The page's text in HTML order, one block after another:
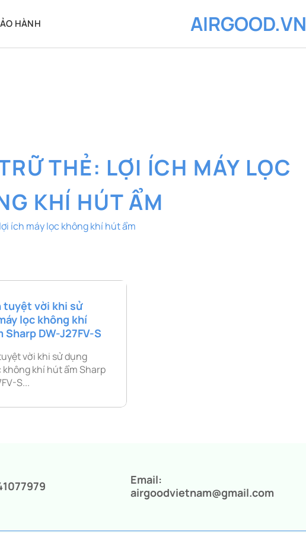
AIRGOOD.VN
HÀNH
THẺ: LỢI ÍCH MÁY LỌC
KHÍ HÚT ẨM
lợi ích máy lọc không khí hút ẩm
tuyệt vời khi sử
lọc không khí
Sharp DW-J27FV-S
vời khi sử dụng
không khí hút ẩm Sharp
S...
Email:
airgoodvietnam@gmail.com